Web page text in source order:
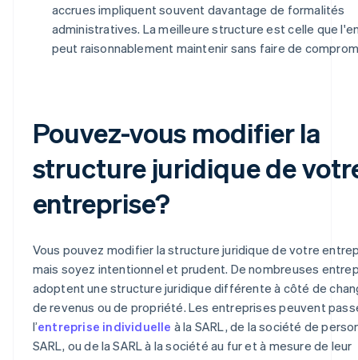
accrues impliquent souvent davantage de formalités
administratives. La meilleure structure est celle que
peut raisonnablement maintenir sans faire de
Pouvez-vous modifier la
structure juridique de
entreprise?
Vous pouvez modifier la structure juridique de votre
mais soyez intentionnel et prudent. De nombreuses
adoptent une structure juridique différente à côté de
de revenus ou de propriété. Les entreprises peuvent
l’entreprise individuelle à la SARL, de la société de
SARL, ou de la SARL à la société au fur et à mesure de leur